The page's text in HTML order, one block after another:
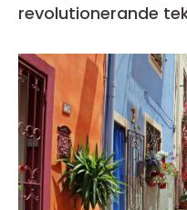
revolutionerande